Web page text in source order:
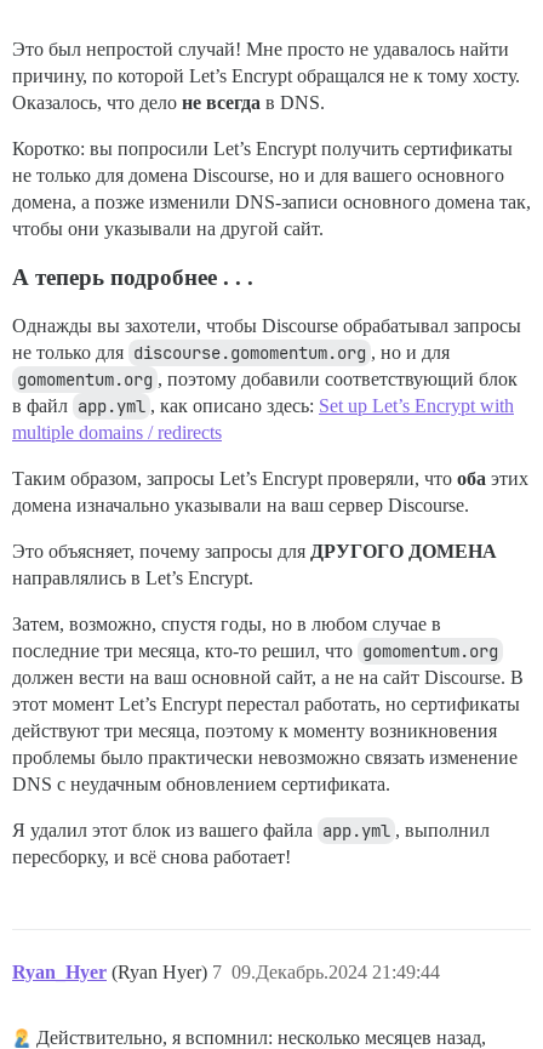
Это был непростой случай! Мне просто не удавалось найти
причину, по которой Let’s Encrypt обращался не к тому хосту.
Оказалось, что дело не всегда в DNS.
Коротко: вы попросили Let’s Encrypt получить сертификаты
не только для домена Discourse, но и для вашего основного
домена, а позже изменили DNS-записи основного домена так,
чтобы они указывали на другой сайт.
А теперь подробнее . . .
Однажды вы захотели, чтобы Discourse обрабатывал запросы
не только для discourse.gomomentum.org , но и для
gomomentum.org , поэтому добавили соответствующий блок
в файл app.yml , как описано здесь: Set up Let’s Encrypt with
multiple domains / redirects
Таким образом, запросы Let’s Encrypt проверяли, что оба этих
домена изначально указывали на ваш сервер Discourse.
Это объясняет, почему запросы для ДРУГОГО ДОМЕНА
направлялись в Let’s Encrypt.
Затем, возможно, спустя годы, но в любом случае в
последние три месяца, кто-то решил, что gomomentum.org
должен вести на ваш основной сайт, а не на сайт Discourse. В
этот момент Let’s Encrypt перестал работать, но сертификаты
действуют три месяца, поэтому к моменту возникновения
проблемы было практически невозможно связать изменение
DNS с неудачным обновлением сертификата.
Я удалил этот блок из вашего файла app.yml , выполнил
пересборку, и всё снова работает!
Ryan_Hyer (Ryan Hyer) 09.Декабрь.2024 21:49:44
7
Действительно, я вспомнил: несколько месяцев назад,